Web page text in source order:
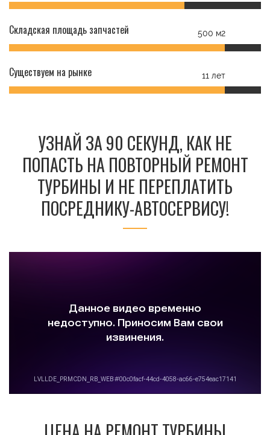
Складская площадь запчастей 500 м2
Существуем на рынке 11 лет
УЗНАЙ ЗА 90 СЕКУНД, КАК НЕ
ПОПАСТЬ НА ПОВТОРНЫЙ РЕМОНТ
ТУРБИНЫ И НЕ ПЕРЕПЛАТИТЬ
ПОСРЕДНИКУ-АВТОСЕРВИСУ!